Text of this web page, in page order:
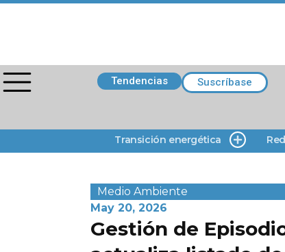
Tendencias Suscríbase
Transición energética
Medio Ambiente
May 20, 2026
Gestión de